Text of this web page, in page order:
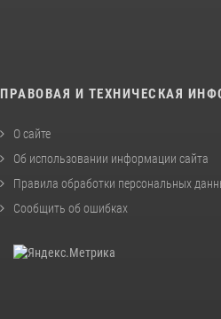
ПРАВОВАЯ И ТЕХНИЧЕСКАЯ
О сайте
Об использовании информации сайта
Правила обработки персональных
Сообщить об ошибках